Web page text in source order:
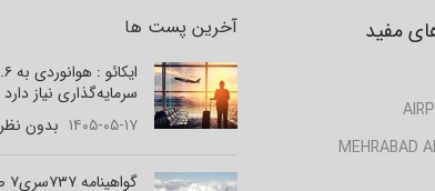
آخرین پست ها
سرمایه‌گذاری نیاز دارد
۱۴۰۵-۰۵-۱۷ بدون نظر
گواهینامه ۷۳۷سری۷ صادر شد
مفید
MEHRABAD